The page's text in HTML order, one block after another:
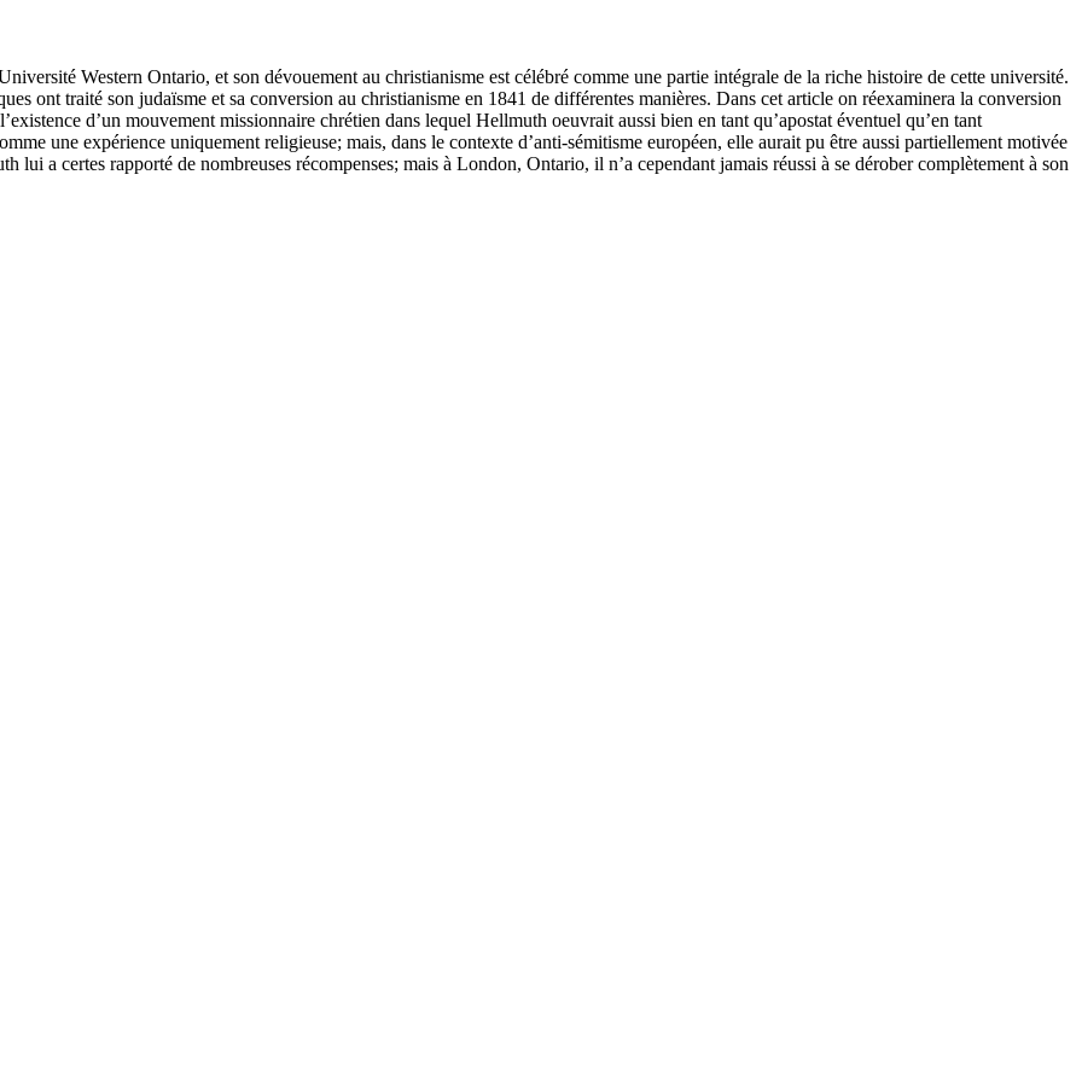
Western Ontario, et son dévouement au christianisme est célébré comme une partie intégrale de la riche histoire de cette université.
ont traité son judaïsme et sa conversion au christianisme en 1841 de différentes manières. Dans cet article on réexaminera la conversion
d’un mouvement missionnaire chrétien dans lequel Hellmuth oeuvrait aussi bien en tant qu’apostat éventuel qu’en tant
une expérience uniquement religieuse; mais, dans le contexte d’anti-sémitisme européen, elle aurait pu être aussi partiellement motivée
lui a certes rapporté de nombreuses récompenses; mais à London, Ontario, il n’a cependant jamais réussi à se dérober complètement à son